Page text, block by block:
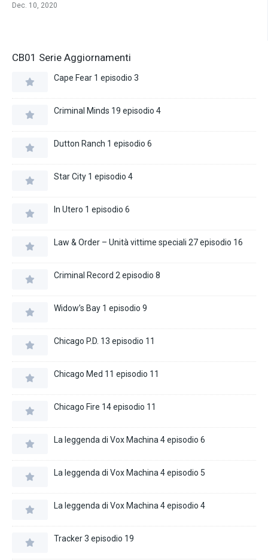
Dec. 10, 2020
CB01 Serie Aggiornamenti
Cape Fear 1 episodio 3
Criminal Minds 19 episodio 4
Dutton Ranch 1 episodio 6
Star City 1 episodio 4
In Utero 1 episodio 6
Law & Order – Unità vittime speciali 27 episodio 16
Criminal Record 2 episodio 8
Widow’s Bay 1 episodio 9
Chicago P.D. 13 episodio 11
Chicago Med 11 episodio 11
Chicago Fire 14 episodio 11
La leggenda di Vox Machina 4 episodio 6
La leggenda di Vox Machina 4 episodio 5
La leggenda di Vox Machina 4 episodio 4
Tracker 3 episodio 19